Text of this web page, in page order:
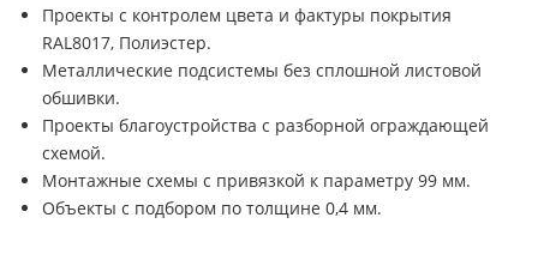
Проекты с контролем цвета и фактуры покрытия
RAL8017, Полиэстер.
Металлические подсистемы без сплошной листовой
обшивки.
Проекты благоустройства с разборной ограждающей
схемой.
Монтажные схемы с привязкой к параметру 99 мм.
Объекты с подбором по толщине 0,4 мм.